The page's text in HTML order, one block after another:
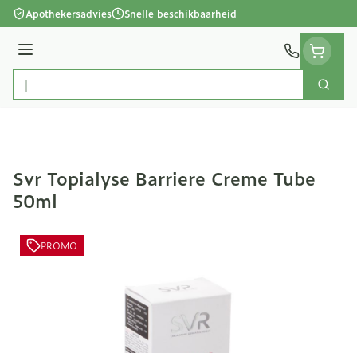
Ga naar de inhoud
Apothekersadvies Snelle beschikbaarheid
Menu
Product, merk, categorie...
Zoek
Svr Topialyse Barriere Creme Tube
50ml
PROMO